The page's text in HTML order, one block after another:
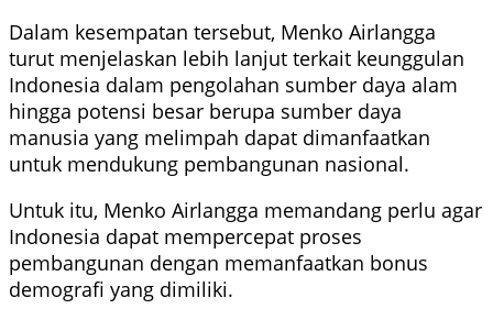
Dalam kesempatan tersebut, Menko Airlangga
turut menjelaskan lebih lanjut terkait keunggulan
Indonesia dalam pengolahan sumber daya alam
hingga potensi besar berupa sumber daya
manusia yang melimpah dapat dimanfaatkan
untuk mendukung pembangunan nasional.
Untuk itu, Menko Airlangga memandang perlu agar
Indonesia dapat mempercepat proses
pembangunan dengan memanfaatkan bonus
demografi yang dimiliki.